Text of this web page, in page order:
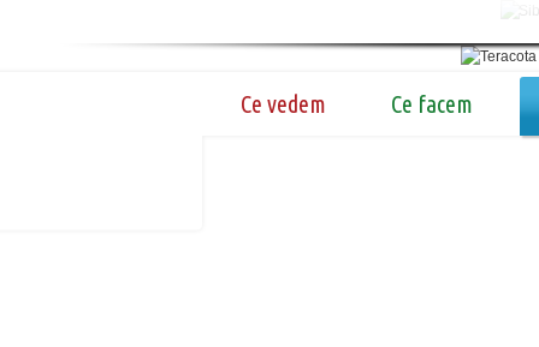
Ce vedem Ce facem